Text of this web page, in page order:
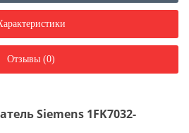
Отзывы (0)
Siemens 1FK7032-